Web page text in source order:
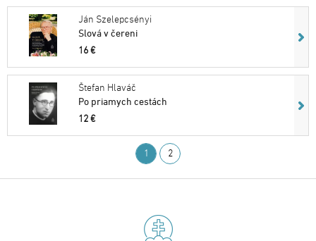
Ján Szelepcsényi
Slová v čereni
16 €
Štefan Hlaváč
Po priamych cestách
12 €
1 2